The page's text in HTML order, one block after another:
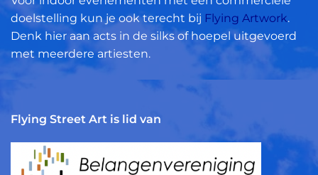
doelstelling kun je ook terecht bij Flying Artwork.
Denk hier aan acts in de silks of hoepel uitgevoerd
met meerdere artiesten.
Flying Street Art is lid van